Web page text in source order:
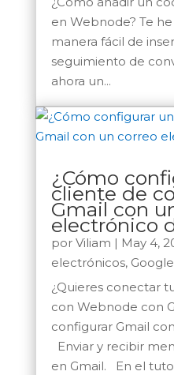
en Webnode? Te
manera fácil de
seguimiento de
ahora un...
¿Cómo
cliente de
Gmail con
electrónico
por Viliam | May 4,
electrónicos, Google
¿Quieres conectar
con Webnode con
configurar Gmail
Enviar y recibir
en Gmail. En el